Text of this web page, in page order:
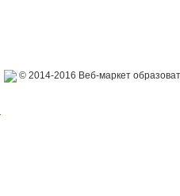
© 2014-2016 Веб-маркет